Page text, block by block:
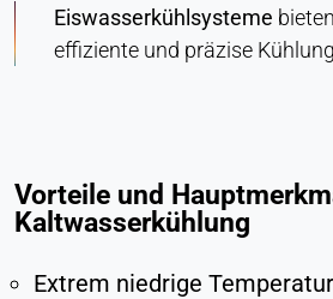
Eiswasserkühlsysteme
effiziente und präzise
Vorteile und
Kaltwasserkühlung
Extrem niedrige
werden anonymisiert
Zweck:
Statistik
Sitzung